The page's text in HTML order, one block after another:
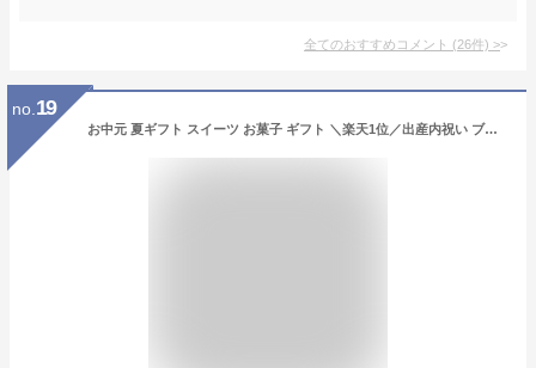
全てのおすすめコメント (26件) >
no. 19
お中元 夏ギフト スイーツ お菓子 ギフト ＼楽天1位／出産内祝い ブラウニー Hitotoe キュートセレクション CSA-15（包装済） 内祝い 出産 ひととえ 個包装 洋菓子 焼き菓子 メッセージ付き お急ぎ便 JGS 送料無料 お返し